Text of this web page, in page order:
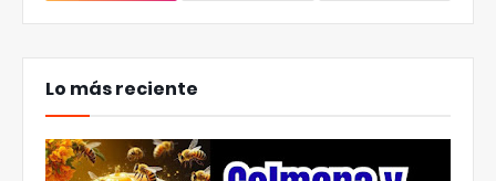
Lo más reciente